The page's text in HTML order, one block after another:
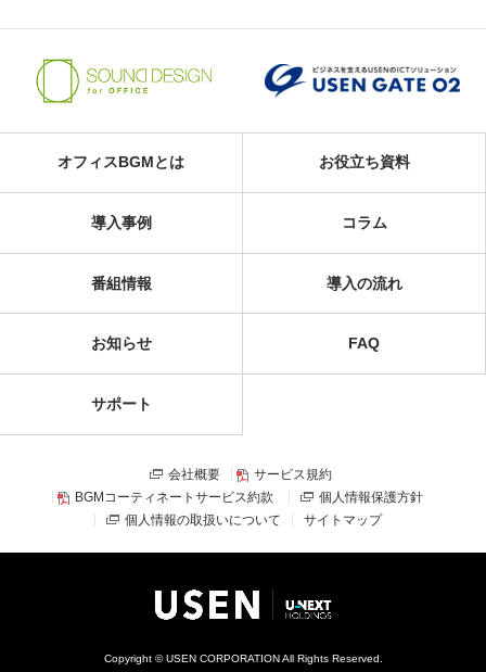
オフィスBGMとは お役立ち資料
導入事例 コラム
番組情報 導入の流れ
お知らせ FAQ
サポート
会社概要
サービス規約
BGMコーティネートサービス約款
個人情報保護方針
個人情報の取扱いについて
サイトマップ
Copyright © USEN CORPORATION All Rights Reserved.